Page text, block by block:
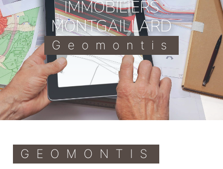
IMMOBILIERS
MONTGAILLARD
Geomontis
GEOMONTIS